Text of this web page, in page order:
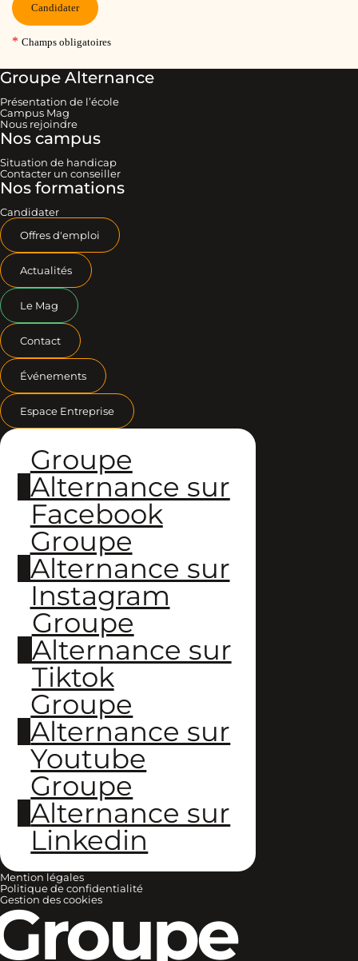
Groupe Alternance
Présentation de l’école
Campus Mag
Nous rejoindre
Nos campus
Situation de handicap
Contacter un conseiller
Nos formations
Candidater
Offres d'emploi
Actualités
Le Mag
Contact
Événements
Espace Entreprise
Groupe
Alternance sur
Facebook
Groupe
Alternance sur
Instagram
Groupe
Alternance sur
Tiktok
Groupe
Alternance sur
Youtube
Groupe
Alternance sur
Linkedin
Mention légales
Politique de confidentialité
Gestion des cookies